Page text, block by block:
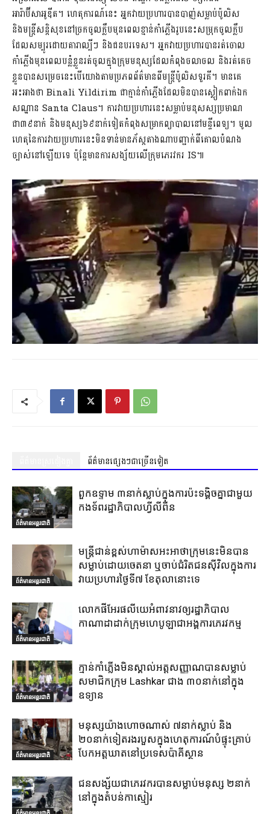
អារ៉ាប៊ីសាអូឌីត។ ហេតុការណ៍នេះ អ្នកវាយប្រហារបានបាញ់សម្លាប់ប៉ូលិស
និងមន្រ្តីសន្តិសុខនៅច្រកចូលក្លឹបមុនពេលខ្មាន់កាំភ្លើងរូបនេះសម្រុកចូលក្លឹប
ដែលសម្បូរដោយតារាល្បីៗ និងជនបរទេស។ អ្នកវាយប្រហារបានរត់ចោល
កាំភ្លើងមុនពេលបន្លំខ្លួនរត់ចូលក្នុងក្រុមមនុស្សដែលកំពុងចលាចល និងរត់គេច
ខ្លួនបានសម្រេចនេះបើយោងតាមប្រភពព័ត៌មានពីមន្រ្តីប៉ូលិសទួរគី។ មានគេ
អះអាងថា Binali Yildirim ជាក្មាន់កាំភ្លើងដែលមិនបានស្លៀកពាក់ឯក
សណ្ឋាន Santa Claus។ ការវាយប្រហារនេះសម្លាប់មនុសស្សប្រមាណ
ជា៣៩នាក់ និងមនុស្ស៦៩នាក់ទៀតកំពុងសម្រាកព្យាបាលនៅមន្ទីពេទ្យ។ មូល
ហេតុនៃការវាយប្រហារនេះមិនទាន់មានភ័ស្តតាងណាបញ្ជាក់ពីគោលបំណង
ច្បាស់នៅឡើយទេ ប៉ុន្តែមានការសង្ស័យលើក្រុមភេរវករ IS៕
ព័ត៌មានផ្សេងៗជាច្រើនទៀត
ព័ត៌មានអន្តរជាតិ
ពួកឧទ្ទាម ៣នាក់ស្លាប់ក្នុងការប៉ះទង្គិចគ្នាជាមួយ
កងទ័ពរដ្ឋាភិបាលហ្វីលីពីន
ព័ត៌មានអន្តរជាតិ
មន្ត្រីជាន់ខ្ពស់ហាម៉ាសអះអាថាក្រុមនេះមិនបាន
សម្លាប់ដោយចេតនា ឬចាប់ជំរិតជនស៊ីវិលក្នុងការ
វាយប្រហារថ្ងៃទី៧ ខែតុលានោះទេ
ព័ត៌មានអន្តរជាតិ
លោកផីអែរផលីយេអំពាវនាវឲ្យរដ្ឋាភិបាល
កាណាដាដាក់ក្រុមហេបូឡាជាអង្គការភេរវកម្ម
ព័ត៌មានអន្តរជាតិ
ក្មាន់កាំភ្លើងមិនស្គាល់អត្តសញ្ញាណបានសម្លាប់
សមាជិកក្រុម Lashkar ជាង ៣០នាក់នៅក្នុង
ឧទ្យាន
ព័ត៌មានអន្តរជាតិ
មនុស្សយ៉ាងហោចណាស់ ៧នាក់ស្លាប់ និង
២០នាក់ទៀតរងរបួសក្នុងហេតុការណ៍បំផ្ទុះគ្រាប់
បែកអត្តឃាតនៅប្រទេសប៉ាគីស្ថាន
ជនសង្ស័យជាភេរវករបានសម្លាប់មនុស្ស ២នាក់
នៅក្នុងតំបន់កាស្មៀរ